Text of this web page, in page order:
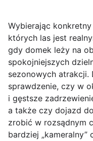
Wybierając
których las jest
gdy domek leży na
spokojniejszych
sezonowych atrakcji.
sprawdzenie, czy w
i gęstsze
a także czy dojazd
zrobić w rozsądnym
bardziej